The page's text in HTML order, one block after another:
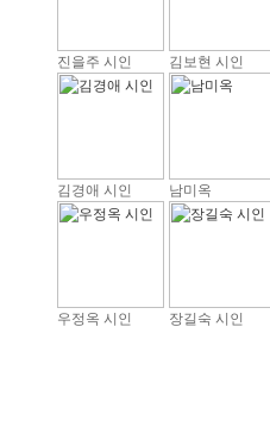
진을주 시인 김보현 시인
김경애 시인 남미옥
우정옥 시인 장길숙 시인